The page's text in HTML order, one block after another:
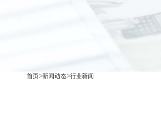
首页 新闻动态 行业新闻